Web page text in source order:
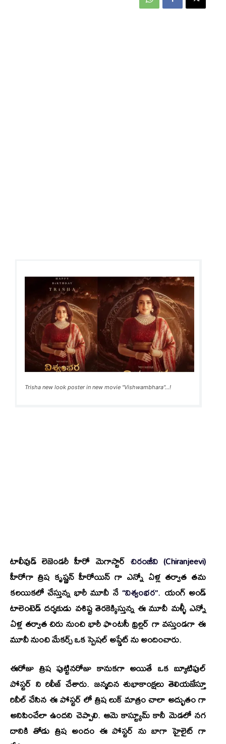
Trisha new look poster in new movie "Vishwambhara"...!
టాలీవుడ్ లెజెండరీ హీరో మెగాస్టార్ చిరంజీవి (Chiranjeevi)
హీరోగాత్రిష కృష్ణన్హీరోయిన్ గా ఎన్నో ఏళ్ల తర్వాత తమ
కలయికలో చేస్తున్న భారీ మూవీ నే“విశ్వంభర”. యంగ్ అండ్
టాలెంటెడ్ దర్శకుడు వశిష్ట తెరకెక్కిస్తున్న ఈ మూవీ మళ్ళీ ఎన్నో
ఏళ్ల తర్వాత చిరు నుంచి భారీ ఫాంటసీ థ్రిల్లర్ గా వస్తుండగా ఈ
మూవీ నుంచి మేకర్స్ ఒక స్పెషల్ అప్డేట్ ను అందించారు.
ఈరోజు త్రిష పుట్టినరోజు కానుకగా అయితే ఒక బ్యూటిఫుల్
పోస్టర్ ని రిలీజ్ చేశారు. జన్మదిన శుభాకాంక్షలు తెలియజేస్తూ
రివీల్ చేసిన ఈ పోస్టర్ లో త్రిష లుక్ మాత్రం చాలా అద్భుతం గా
అనిపించేలా ఉందని చెప్పాలి. ఆమె కాస్ట్యూమ్ కానీ మెడలో నగ
దానికి తోడు త్రిష అందం ఈ పోస్టర్ ను బాగా హైలైట్ గా